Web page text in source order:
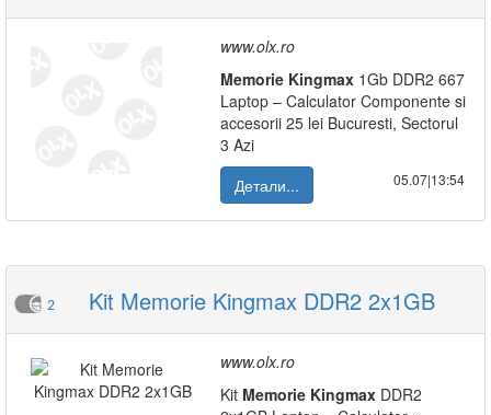
www.olx.ro
Memorie Kingmax 1Gb DDR2 667
Laptop – Calculator Componente si
accesorii 25 lei Bucuresti, Sectorul
3 Azi
Детали...
05.07|13:54
2 Kit Memorie Kingmax DDR2 2x1GB
www.olx.ro
Kit Memorie Kingmax DDR2